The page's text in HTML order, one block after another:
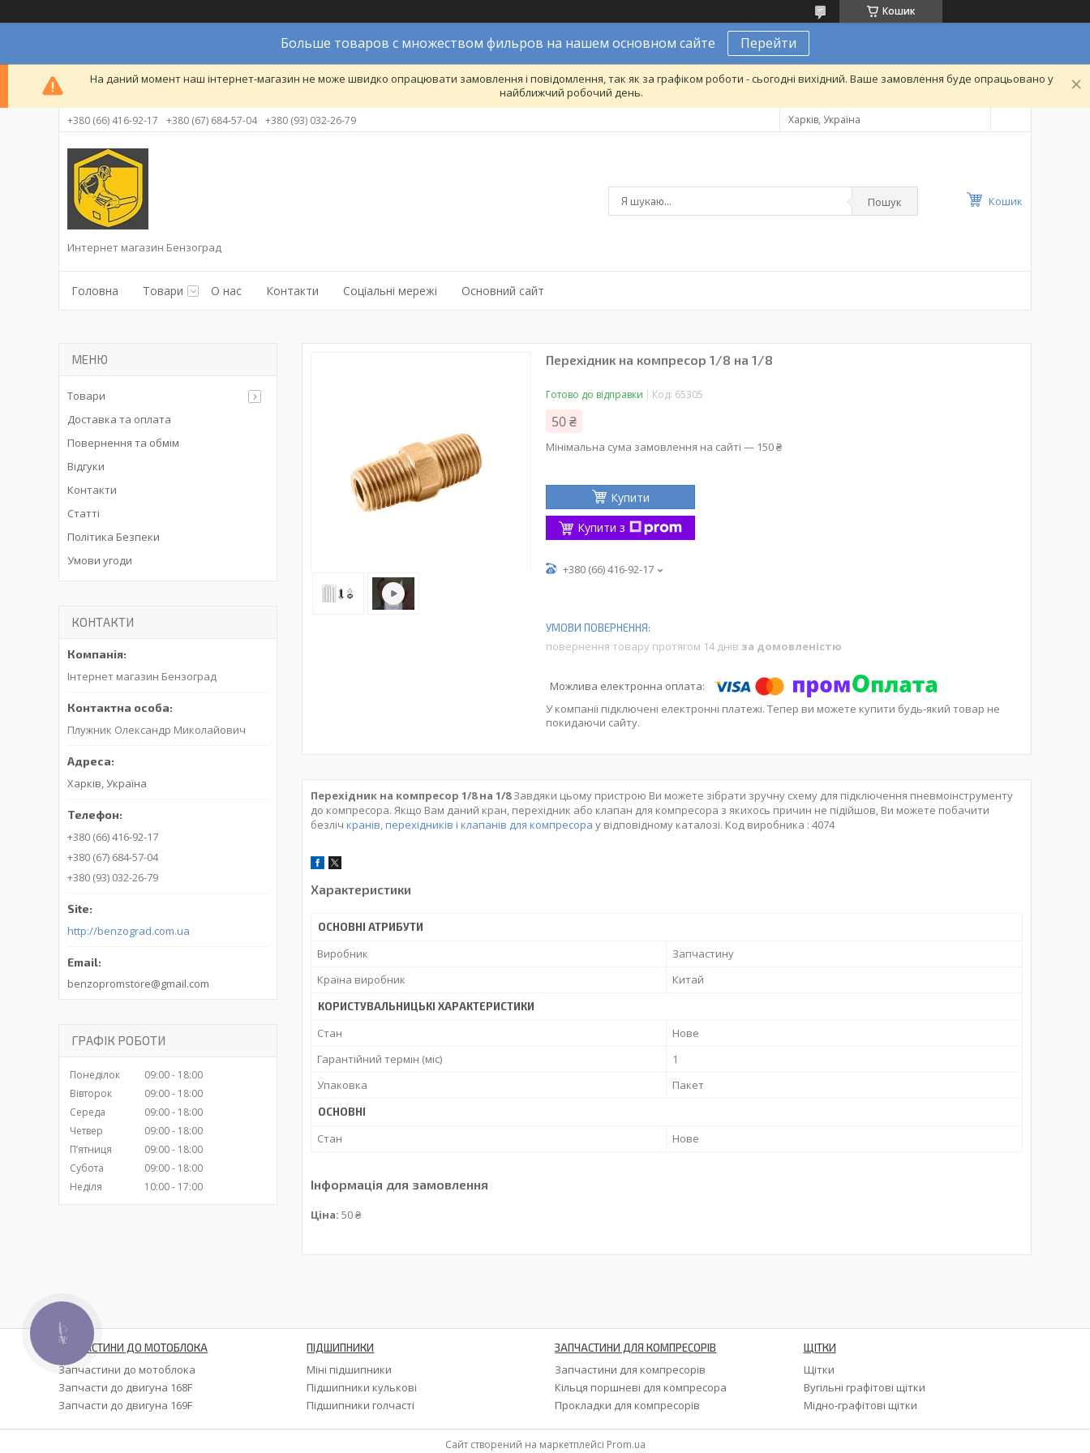
Кошик
Больше товаров с множеством фильров на нашем основном сайте Перейти
На даний момент наш інтернет-магазин не може швидко опрацювати замовлення і повідомлення, так як за графіком роботи - сьогодні вихідний. Ваше замовлення буде опрацьовано у
найближчий робочий день.
+380 (66) 416-92-17 +380 (67) 684-57-04 +380 (93) 032-26-79 Харків, Україна
Интернет магазин Бензоград
Пошук Кошик
Головна Товари О нас Контакти Соціальні мережі Основний сайт
Перехідник на компресор 1/8 на 1/8
Готово до відправки Код: 65305
50 ₴
Мінімальна сума замовлення на сайті — 150 ₴
Купити
Купити з
+380 (66) 416-92-17
повернення товару протягом 14 днів за домовленістю
У компанії підключені електронні платежі. Тепер ви можете купити будь-який товар не
покидаючи сайту.
Перехідник на компресор 1/8 на 1/8Завдяки цьому пристрою Ви можете зібрати зручну схему для підключення пневмоінструменту
до компресора. Якщо Вам даний кран, перехідник або клапан для компресора з якихось причин не підійшов, Ви можете побачити
безліч кранів, перехідників і клапанів для компресора у відповідному каталозі. Код виробника : 4074
Характеристики
ОСНОВНІ АТРИБУТИ
Виробник
Запчастину
Країна виробник
Китай
КОРИСТУВАЛЬНИЦЬКІ ХАРАКТЕРИСТИКИ
Стан
Нове
Гарантійний термін (міс)
1
Упаковка
Пакет
ОСНОВНІ
Стан Нове
Інформація для замовлення
Ціна: 50 ₴
Товари
Доставка та оплата
Повернення та обмім
Відгуки
Контакти
Статті
Політика Безпеки
Умови угоди
КОНТАКТИ
Інтернет магазин Бензоград
Плужник Олександр Миколайович
Харків, Україна
+380 (66) 416-92-17
+380 (67) 684-57-04
+380 (93) 032-26-79
http://benzograd.com.ua
benzopromstore@gmail.com
ГРАФІК РОБОТИ
Понеділок 09:00
18:00
Вівторок
09:00
18:00
Середа
09:00
18:00
Четвер
09:00
18:00
Пʼятниця
09:00
18:00
Субота
09:00
18:00
Неділя
10:00 17:00
ЗАПЧАСТИНИ ДО МОТОБЛОКА
Запчастини до мотоблока
Запчасти до двигуна 168F
Запчасти до двигуна 169F
ПІДШИПНИКИ
Міні підшипники
Підшипники кулькові
Підшипники голчасті
ЗАПЧАСТИНИ ДЛЯ КОМПРЕСОРІВ
Запчастини для компресорів
Кільця поршневі для компресора
Прокладки для компресорів
ЩІТКИ
Щітки
Вугільні графітові щітки
Мідно-графітові щітки
Сайт створений на маркетплейсі Prom.ua
КНОПКА
ЗВ'ЯЗКУ